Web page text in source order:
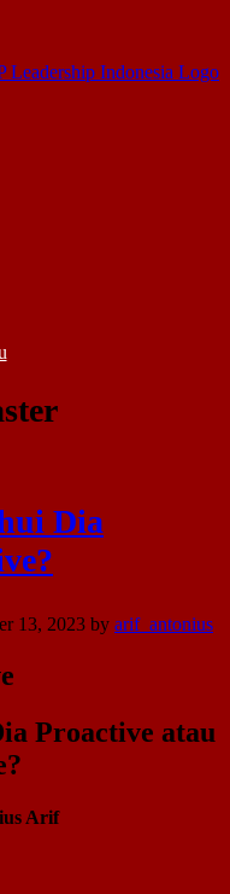
Dia
13, 2023 by arif_antonius
Proactive atau
Arif